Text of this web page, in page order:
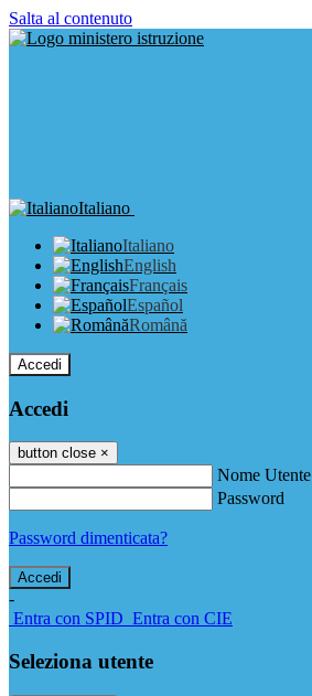
Salta al contenuto
Italiano
Italiano
English
Français
Español
Română
Accedi
Accedi
button close ×
Nome Utente
Password
Password dimenticata?
-
Entra con SPID Entra con CIE
Seleziona utente